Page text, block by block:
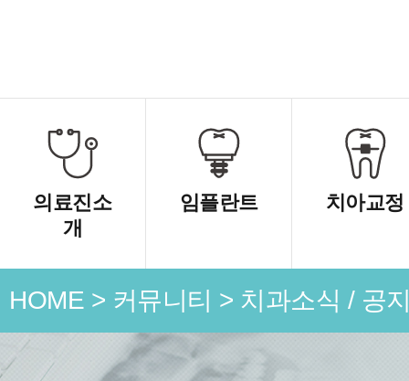
의료진소
개
임플란트 치아교정
HOME > 커뮤니티 > 치과소식 / 공